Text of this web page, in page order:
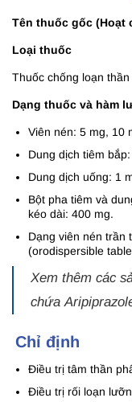
Tên thuốc gốc (Hoạt
Loại thuốc
Thuốc chống loạn
Dạng thuốc và hàm
Viên nén: 5 mg, 10
Dung dịch tiêm
Dung dịch uống: 1
Bột pha tiêm và
kéo dài: 400 mg.
Dạng viên nén trần
(orodispersible
Xem thêm các
chứa
Chỉ định
Điều trị tâm thần
Điều trị rối loạn